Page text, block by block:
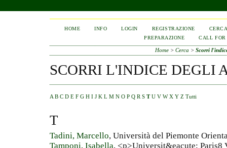
HOME INFO LOGIN REGISTRAZIONE
PREPARAZIONE
CALL FOR
Home> Cerca > Scorri
SCORRI L'INDICE DEGLI
A B C D E F G H I J K L M N O P Q R S T U V W X Y Z Tutti
T
Tadini, Marcello, Università del Piemonte
Tamponi, Isabella, <p>Universit&eacute; Paris8